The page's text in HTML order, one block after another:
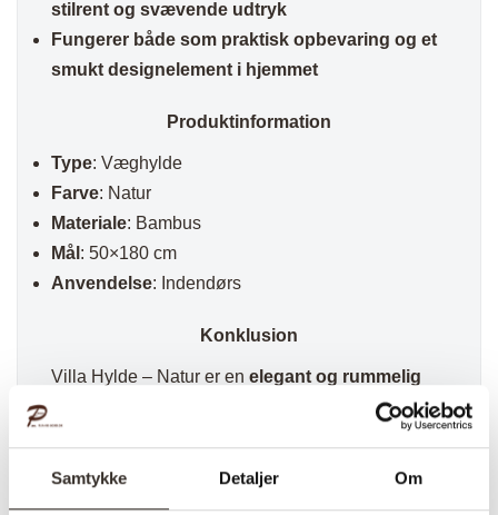
Samtykke Detaljer Om
stilrent og svævende udtryk
Fungerer både som praktisk opbevaring og et
smukt designelement i hjemmet
Produktinformation
Type: Væghylde
Farve: Natur
Materiale: Bambus
Mål : 50×180 cm
Anvendelse: Indendørs
Konklusion
Villa Hylde – Natur er en elegant og rummelig
funktionalitet med et smukt, naturligt design